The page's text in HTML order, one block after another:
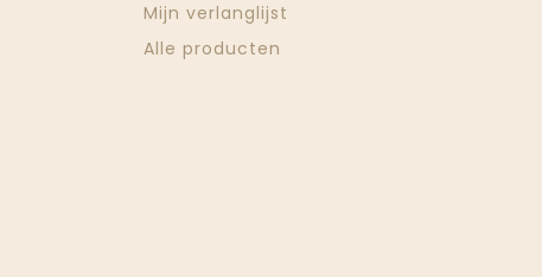
Mijn verlanglijst
Alle producten